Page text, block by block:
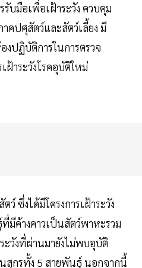
รับมือเพื่อเฝ้าระวัง ควบคุม
คปศุสัตว์และสัตว์เลี้ยง มี
งปฏิบัติการในการตรวจ
ฝ้าระวังโรคอุบัติใหม่
ซึ่งได้มีโครงการเฝ้าระวัง
มีค้างคาวเป็นสัตว์พาหะรวม
ะวังที่ผ่านมายังไม่พบอุบัติ
สุกรทั้ง 5 สายพันธุ์ นอกจากนี้